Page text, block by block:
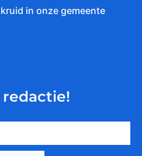
in onze gemeente
redactie!